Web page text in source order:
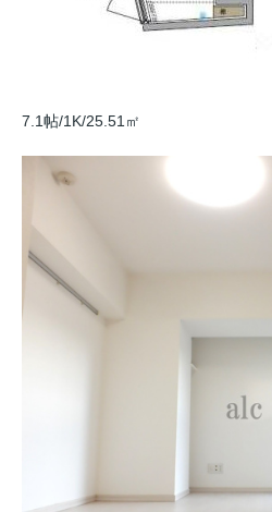
7.1帖/1K/25.51㎡